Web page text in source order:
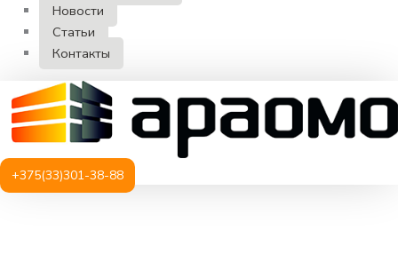
Новости
Статьи
Контакты
+375(33)301-38-88